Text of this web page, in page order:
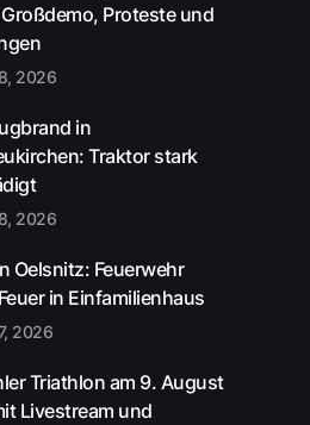
Proteste und
2026
in
Traktor stark
2026
Oelsnitz: Feuerwehr
in Einfamilienhaus
2026
Triathlon am 9. August
Livestream und